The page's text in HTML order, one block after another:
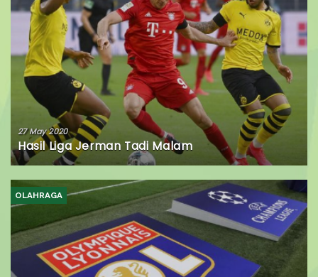
27 May 2020
Hasil Liga Jerman Tadi Malam
OLAHRAGA